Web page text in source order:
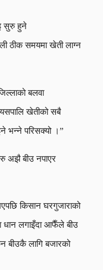
सुरु हुने
ठीक समयमा खेती लाग्न
बलवा
खेतीको सबै
भन्ने परिसक्यो ।”
अझै बीउ नपाएर
किसान घरगुजाराको
धान लगाइँदा आफैँले बीउ
बीउकै लागि बजारको